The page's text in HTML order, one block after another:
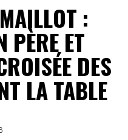
:
PÈRE ET
DES
LA TABLE